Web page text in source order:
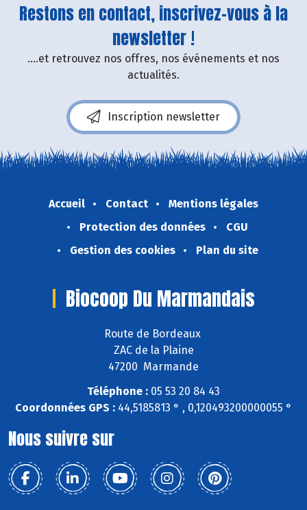
Restons en contact, inscrivez-vous à la
newsletter !
....et retrouvez nos offres, nos événements et nos
actualités.
Inscription newsletter
Accueil Contact
Mentions légales
Protection des données
CGU
Gestion des cookies
Plan du site
Biocoop Du Marmandais
Route de Bordeaux
ZAC de la Plaine
47200 Marmande
Téléphone : 05 53 20 84 43
Coordonnées GPS : 44,5185813 ° , 0,120493200000055 °
Nous suivre sur